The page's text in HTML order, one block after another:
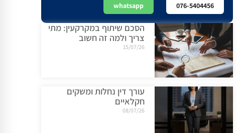
076-5404456
whatsapp
הסכם שיתוף במקרקעין: מתי
צריך ולמה זה חשוב
15/07/26
עורך דין נחלות ומשקים
חקלאיים
08/07/26